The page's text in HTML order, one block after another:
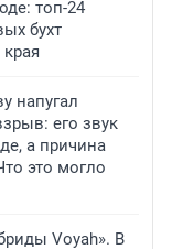
топ-24
бухт
напугал
его звук
а причина
это могло
Voyah». В